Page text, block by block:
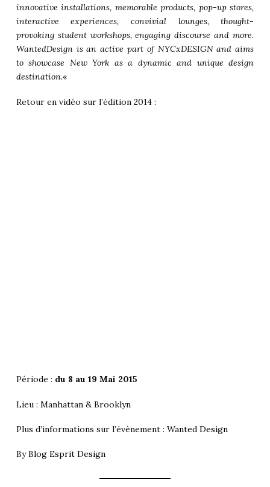
innovative installations, memorable products, pop-up stores,
interactive experiences, convivial lounges, thought-
provoking student workshops, engaging discourse and more.
WantedDesign is an active part of NYCxDESIGN and aims
to showcase New York as a dynamic and unique design
destination.«
Retour en vidéo sur l’édition 2014 :
Période : du 8 au 19 Mai 2015
Lieu : Manhattan & Brooklyn
Plus d’informations sur l’évènement : Wanted Design
ByBlog Esprit Design